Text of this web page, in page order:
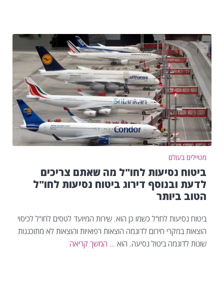
מטיילים בעולם
ביטוח נסיעות לחו"ל מה שאתם צריכים
לדעת ובנוסף דירוג ביטוח נסיעות לחו"ל
הטוב ביותר
ביטוח נסיעות לחו"ל כשמו כן הוא. שירות המיועד לטסים לחו"ל לכיסוי
הוצאות במקרי חירום לדוגמה הוצאות רפואיות והוצאות לא מתוכננות
שונות לדוגמה ביטול נסיעה. הוא … המשך קריאה